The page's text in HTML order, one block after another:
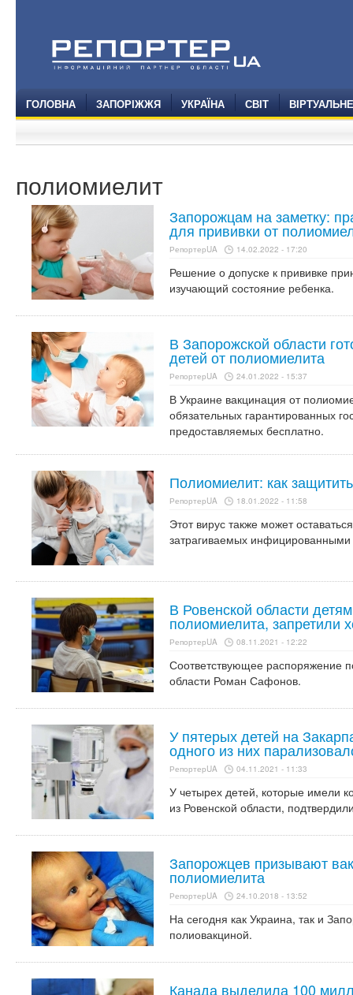
ГОЛОВНА ЗАПОРІЖЖЯ УКРАЇНА СВІТ
полиомиелит
Запорожцам на заметку:
для прививки от
РепортерUA 14.02.2022 - 17:20
Решение о допуске к прививке
изучающий состояние ребенка.
В Запорожской области
детей от полиомиелита
РепортерUA 24.01.2022 - 15:37
В Украине вакцинация от
обязательных гарантированных
предоставляемых бесплатно.
Полиомиелит: как
РепортерUA 18.01.2022 - 11:58
Этот вирус также может
затрагиваемых
В Ровенской области
полиомиелита, запретили
РепортерUA 08.11.2021 - 12:22
Соответствующее распоряжение
области Роман Сафонов.
У пятерых детей на
одного из них
РепортерUA 04.11.2021 - 11:33
У четырех детей, которые имели
из Ровенской области,
Запорожцев призывают
полиомиелита
РепортерUA 24.10.2018 - 13:52
На сегодня как Украина, так и
полиовакциной.
Канада выделила 100